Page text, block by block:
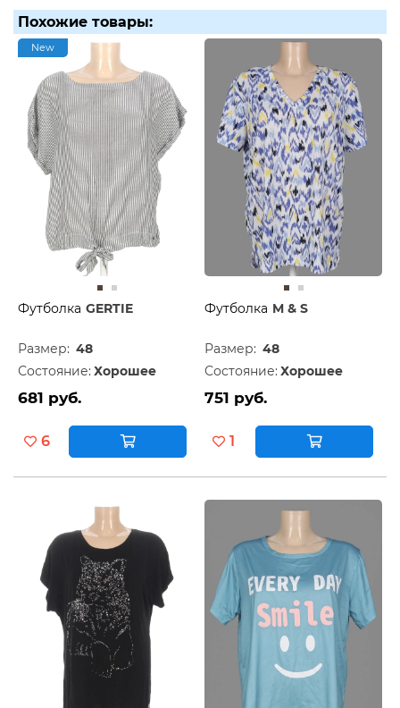
Похожие товары:
New
Футболка GERTIE
Размер: 48
Состояние: Хорошее
681 руб.
6
Футболка M & S
Размер: 48
Состояние: Хорошее
751 руб.
1